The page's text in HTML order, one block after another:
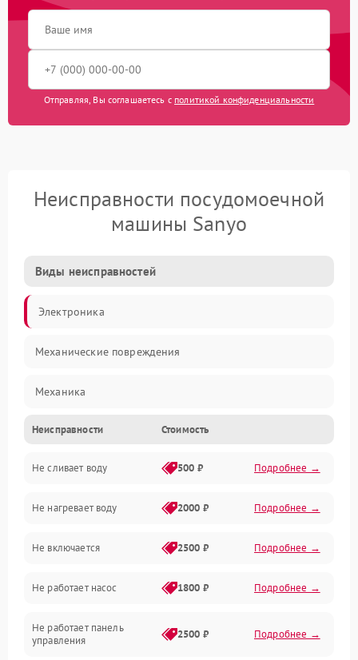
Отправляя, Вы соглашаетесь с политикой конфиденциальности
Неисправности посудомоечной
машины Sanyo
Виды неисправностей
Электроника
Механические повреждения
Механика
Управление
Электропитание
Датчики
Нагрев
Вода
Гигиена
Неисправности Стоимость
Не сливает воду 500 ₽ Подробнее →
Не нагревает воду 2000 ₽ Подробнее →
Не включается 2500 ₽ Подробнее →
Не работает насос 1800 ₽ Подробнее →
Не работает панель
управления
2500 ₽ Подробнее →